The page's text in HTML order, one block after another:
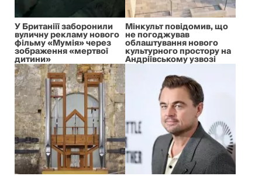
У Британіїї заборонили
вуличну рекламу нового
фільму «Мумія» через
зображення «мертвої
дитини»
Мінкульт повідомив, що
не погоджував
облаштування нового
культурного простору на
Андріївському узвозі